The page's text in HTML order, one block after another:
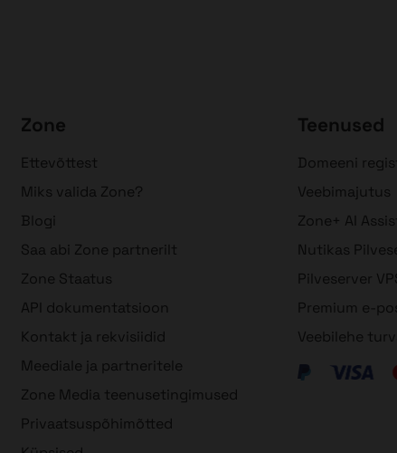
Zone
Ettevõttest
Miks valida Zone?
Blogi
Saa abi Zone partnerilt
Zone Staatus
API dokumentatsioon
Kontakt ja rekvisiidid
Meediale ja partneritele
Zone Media teenusetingimused
Privaatsuspõhimõtted
Teenused
Domeeni
Veebimajutus
Zone+ AI
Nutikas
Pilveserver
Premium e-
Veebilehe